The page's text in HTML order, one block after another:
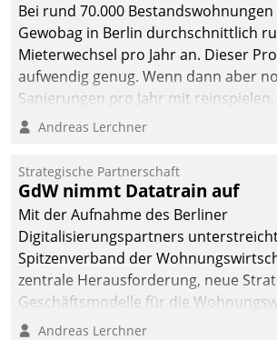
Bei rund 70.000
Gewobag in Berlin durchschnittlich
Mieterwechsel pro Jahr an. Dieser
aufwendig genug. Wenn dann aber
Sanierungen pro Jahr mit
Betreuungs- und
kommunale
gemeinsam mit der Berliner Datatrain
Teilprozess der Objektsanierung
Andreas Lerchner
Strategische Partnerschaft
GdW nimmt Datatrain auf
Mit der Aufnahme des Berliner
Digitalisierungspartners
Spitzenverband der
zentrale Herausforderung, neue
Geschäftsmodelle für die
entwickeln.
Andreas Lerchner